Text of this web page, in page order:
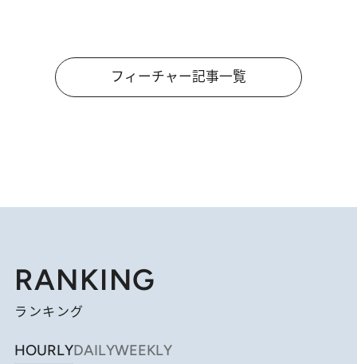
フィーチャー記事一覧
RANKING
ランキング
HOURLYDAILYWEEKLY